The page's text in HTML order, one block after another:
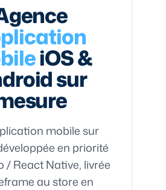
iOS &
sur
mobile sur
en priorité
/ React Native, livrée
au store en